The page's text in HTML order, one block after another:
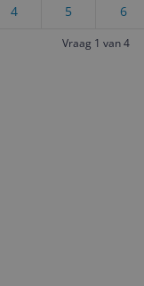
6
5
4
Vraag 1 van 4